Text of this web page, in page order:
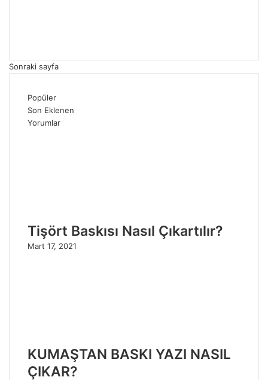
Sonraki sayfa
Popüler
Son Eklenen
Yorumlar
Tişört Baskısı Nasıl Çıkartılır?
Mart 17, 2021
KUMAŞTAN BASKI YAZI NASIL
ÇIKAR?